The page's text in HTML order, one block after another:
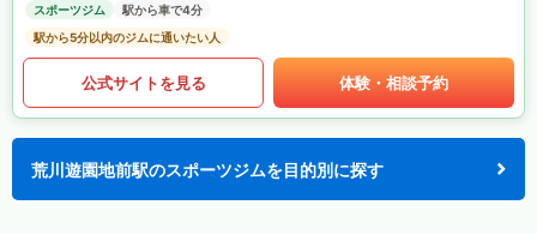
スポーツジム
駅から車で4分
駅から5分以内のジムに通いたい人
公式サイトを見る 体験・相談予約
荒川遊園地前駅のスポーツジムを目的別に探す